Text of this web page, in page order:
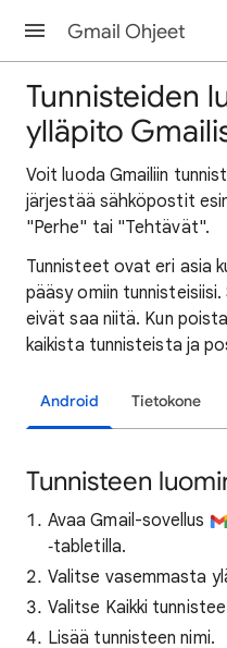
Gmail Ohjeet
Tunnisteiden
ylläpito
Voit luoda Gmailiin
järjestää sähköpostit
"Perhe" tai "Tehtävät".
Tunnisteet ovat eri asia
pääsy omiin
eivät saa niitä. Kun
kaikista tunnisteista ja
Android Tietokone
Tunnisteen
Avaa Gmail-sovellus
‑tabletilla.
Valitse vasemmasta
Valitse Kaikki
Lisää tunnisteen nimi.